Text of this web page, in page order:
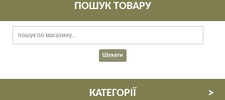
ПОШУК ТОВАРУ
КАТЕГОРІЇ